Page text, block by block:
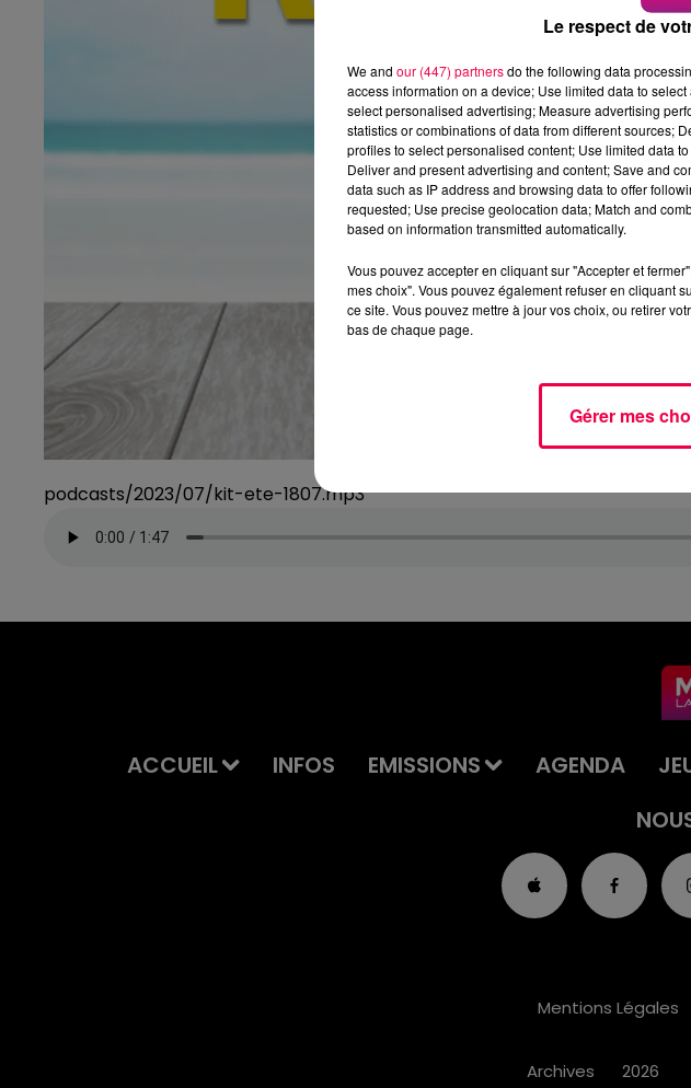
podcasts/2023/07/kit-ete-1807.mp3
ACCUEIL INFOS EMISSIONS AGENDA
Mentions Légales
Archives 2026
Le respect de
We and our (447) partnersdo the following data
access information on a device; Use limited data to
select personalised advertising; Measure advertising
statistics or combinations of data from different sources;
profiles to select personalised content; Use limited data
Deliver and present advertising and content; Save and
data such as IP address and browsing data to offer
requested; Use precise geolocation data; Match and
based on information transmitted automatically.
Vous pouvez accepter en cliquant sur "Accepter et
mes choix". Vous pouvez également refuser en cliquant
ce site. Vous pouvez mettre à jour vos choix, ou retirer
bas de chaque page.
Gérer mes